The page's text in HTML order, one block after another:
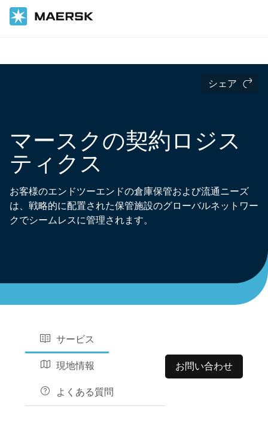
シェア
マースクの契約ロジス
ティクス
お客様のエンドツーエンドの倉庫保管および流通ニーズ
は、戦略的に配置された保管施設のグローバルネットワー
クでシームレスに管理されます。
サービス
現地情報
よくある質問
お問い合わせ